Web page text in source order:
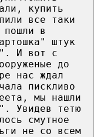
купить
все таки
в
штук
И вот с
до
нас ждал
пискливо
мы нашли
Увидев тетю
смутное
не со всем